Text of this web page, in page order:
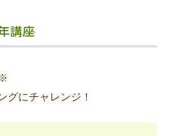
講座
グにチャレンジ！